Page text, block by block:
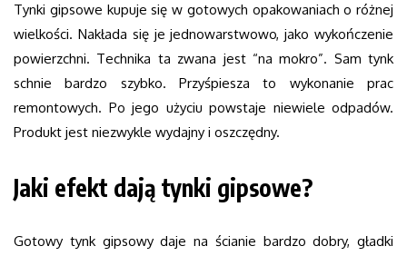
Tynki gipsowe kupuje się w gotowych opakowaniach o różnej
wielkości. Nakłada się je jednowarstwowo, jako wykończenie
powierzchni. Technika ta zwana jest “na mokro”. Sam tynk
schnie bardzo szybko. Przyśpiesza to wykonanie prac
remontowych. Po jego użyciu powstaje niewiele odpadów.
Produkt jest niezwykle wydajny i oszczędny.
Jaki efekt dają tynki gipsowe?
Gotowy tynk gipsowy daje na ścianie bardzo dobry, gładki